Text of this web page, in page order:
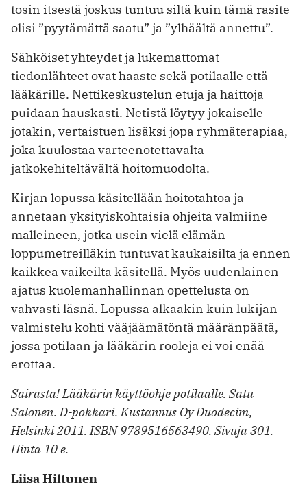
tosin itsestä joskus tuntuu siltä kuin tämä rasite
olisi ”pyytämättä saatu” ja ”ylhäältä annettu”.
Sähköiset yhteydet ja lukemattomat
tiedonlähteet ovat haaste sekä potilaalle että
lääkärille. Nettikeskustelun etuja ja haittoja
puidaan hauskasti. Netistä löytyy jokaiselle
jotakin, vertaistuen lisäksi jopa ryhmäterapiaa,
joka kuulostaa varteenotettavalta
jatkokehiteltävältä hoitomuodolta.
Kirjan lopussa käsitellään hoitotahtoa ja
annetaan yksityiskohtaisia ohjeita valmiine
malleineen, jotka usein vielä elämän
loppumetreilläkin tuntuvat kaukaisilta ja ennen
kaikkea vaikeilta käsitellä. Myös uudenlainen
ajatus kuolemanhallinnan opettelusta on
vahvasti läsnä. Lopussa alkaakin kuin lukijan
valmistelu kohti vääjäämätöntä määränpäätä,
jossa potilaan ja lääkärin rooleja ei voi enää
erottaa.
Sairasta! Lääkärin käyttöohje potilaalle. Satu
Salonen. D-pokkari. Kustannus Oy Duodecim,
Helsinki 2011. ISBN 9789516563490. Sivuja 301.
Hinta 10 e.
Liisa Hiltunen